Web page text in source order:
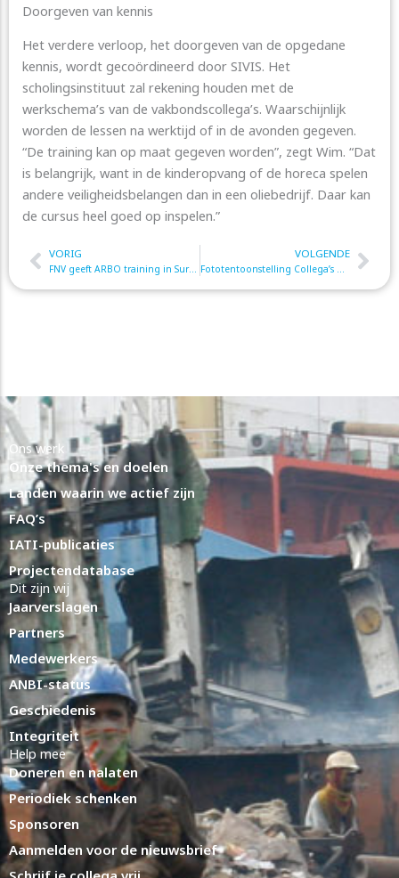
Doorgeven van kennis
Het verdere verloop, het doorgeven van de opgedane
kennis, wordt gecoördineerd door SIVIS. Het
scholingsinstituut zal rekening houden met de
werkschema’s van de vakbondscollega’s. Waarschijnlijk
worden de lessen na werktijd of in de avonden gegeven.
“De training kan op maat gegeven worden”, zegt Wim. “Dat
is belangrijk, want in de kinderopvang of de horeca spelen
andere veiligheidsbelangen dan in een oliebedrijf. Daar kan
de cursus heel goed op inspelen.”
Prev
VORIG
FNV geeft ARBO training in Suriname
VOLGENDE
Fototentoonstelling Collega’s wereldwijd
Ons werk
Onze thema's en doelen
Landen waarin we actief zijn
FAQ’s
IATI-publicaties
Projectendatabase
Dit zijn wij
Jaarverslagen
Partners
Medewerkers
ANBI-status
Geschiedenis
Integriteit
Help mee
Doneren en nalaten
Periodiek schenken
Sponsoren
Aanmelden voor de nieuwsbrief